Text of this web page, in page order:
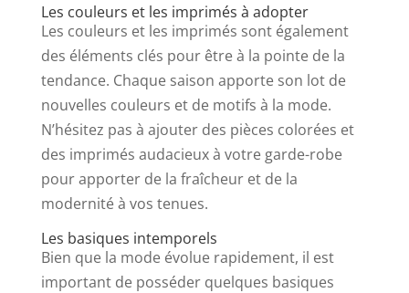
Les couleurs et les imprimés à adopter
Les couleurs et les imprimés sont également
des éléments clés pour être à la pointe de la
tendance. Chaque saison apporte son lot de
nouvelles couleurs et de motifs à la mode.
N’hésitez pas à ajouter des pièces colorées et
des imprimés audacieux à votre garde-robe
pour apporter de la fraîcheur et de la
modernité à vos tenues.
Les basiques intemporels
Bien que la mode évolue rapidement, il est
important de posséder quelques basiques